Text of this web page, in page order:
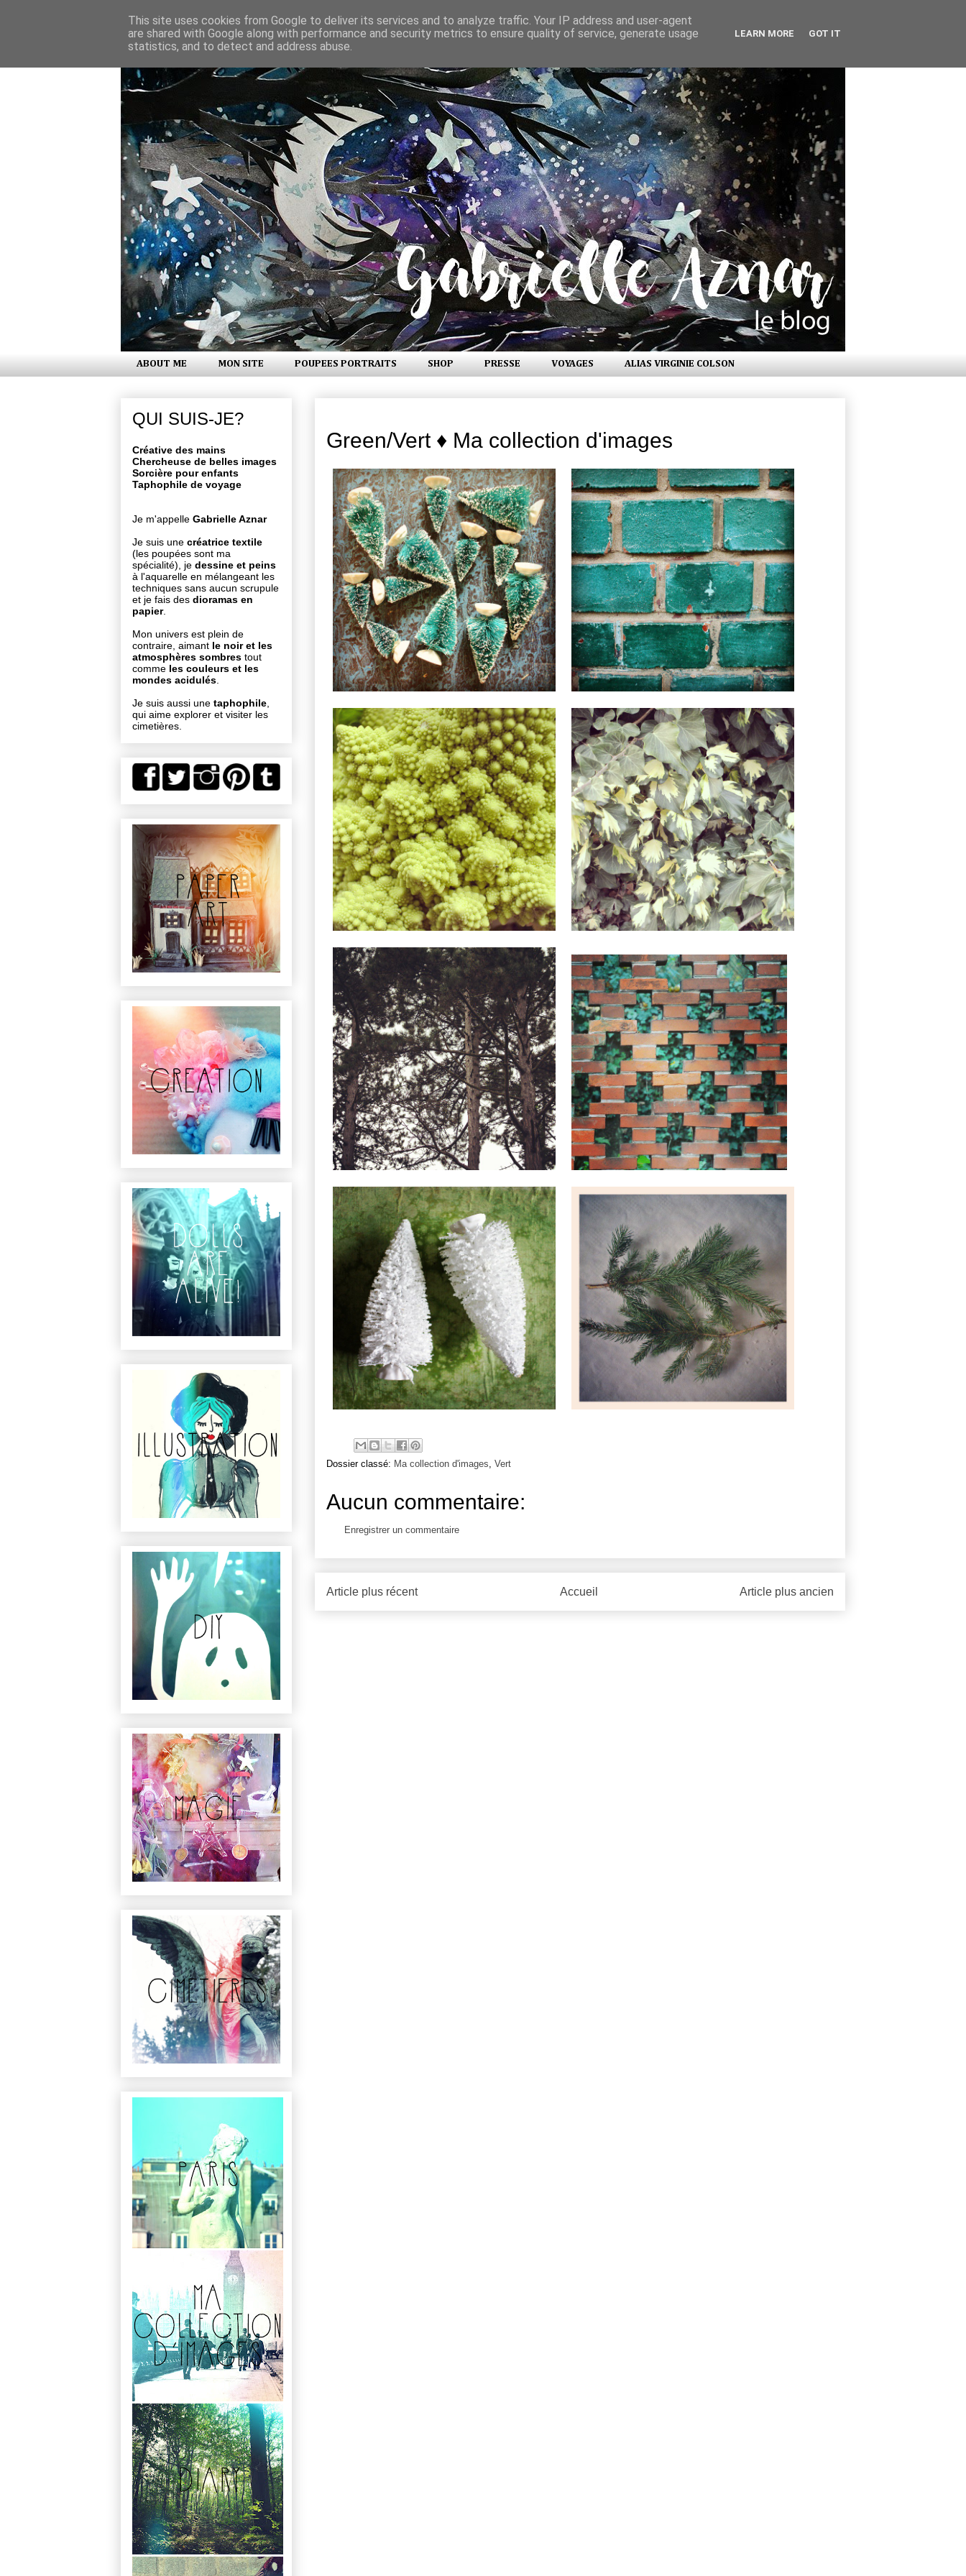
ABOUT ME MON SITE POUPEES PORTRAITS SHOP PRESSE VOYAGES ALIAS VIRGINIE COLSON
Green/Vert ♦ Ma collection d'images
Dossier classé: Ma collection d'images Vert
Aucun commentaire:
Enregistrer un commentaire
Article plus récent Article plus ancien
Accueil
QUI SUIS-JE?
Créative des mains
Chercheuse de belles images
Sorcière pour enfants
Taphophile de voyage
Je m'appelle Gabrielle Aznar
Je suis une créatrice textile
(les poupées sont ma
spécialité), je dessine et peins
à l'aquarelle en mélangeant les
techniques sans aucun scrupule
et je fais des dioramas en
papier.
Mon univers est plein de
contraire, aimant le noir et les
atmosphères sombres tout
comme les couleurs et les
mondes acidulés
Je suis aussi une taphophile
qui aime explorer et visiter les
cimetières.
This site uses cookies from Google to deliver its services and to analyze traffic. Your IP address and user-agent
are shared with Google along with performance and security metrics to ensure quality of service, generate usage
statistics, and to detect and address abuse.
LEARN MORE GOT IT